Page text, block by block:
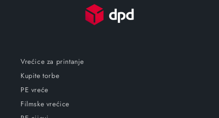
Vrećice za printanje
Kupite torbe
PE vreće
Filmske vrećice